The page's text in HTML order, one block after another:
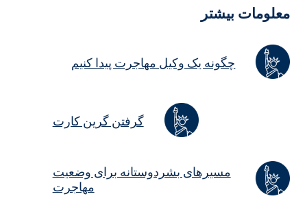
معلومات بیشتر
چگونه یک وکیل مهاجرت پیدا کنیم
گرفتن گرین کارت
مسیرهای بشردوستانه برای وضعیت
مهاجرت